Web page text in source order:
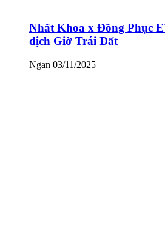
Nhất Khoa x Đồng Phục
dịch Giờ Trái Đất
Ngan 03/11/2025